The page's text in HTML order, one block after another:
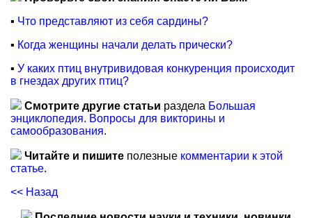
▪ Что представляют из себя сардины?
▪ Когда женщины начали делать прически?
▪ У каких птиц внутривидовая конкуренция происходит
в гнездах других птиц?
Смотрите другие статьи раздела Большая
энциклопедия. Вопросы для викторины и
самообразования.
Читайте и пишите полезные комментарии к этой
статье.
<< Назад